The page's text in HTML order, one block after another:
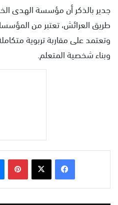
جدير بالذكر أن مؤسسة الهدى
طريق العرائش، تعتبر من
وتعتمد على مقاربة تربوية
وبناء شخصية المتعلم.
بينتيريست